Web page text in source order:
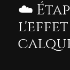
☁️
l'effet